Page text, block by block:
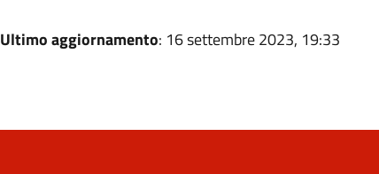
Ultimo aggiornamento: 16 settembre 2023, 19:33